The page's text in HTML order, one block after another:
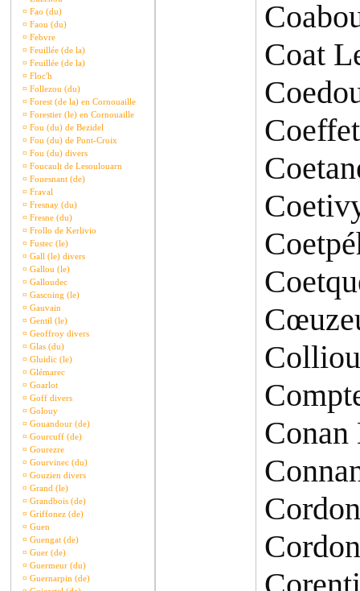
¤ Fao (du)
¤ Faou (du)
¤ Febvre
¤ Feuillée (de la)
¤ Feuillée (de la)
¤ Floc'h
¤ Follezou (du)
¤ Forest (de la) en Cornouaille
¤ Forestier (le) en Cornouaille
¤ Fou (du) de Bezidel
¤ Fou (du) de Pont-Croix
¤ Fou (du) divers
¤ Foucault de Lesoulouarn
¤ Fouesnant (de)
¤ Fraval
¤ Fresnay (du)
¤ Fresne (du)
¤ Frollo de Kerlivio
¤ Fustec (le)
¤ Gall (le) divers
¤ Gallou (le)
¤ Galloudec
¤ Gascoing (le)
¤ Gauvain
¤ Gentil (le)
¤ Geoffroy divers
¤ Glas (du)
¤ Gluidic (le)
¤ Glémarec
¤ Goarlot
¤ Goff divers
¤ Golouy
¤ Gouandour (de)
¤ Gourcuff (de)
¤ Gourezre
¤ Gourvinec (du)
¤ Gouzien divers
¤ Grand (le)
¤ Grandbois (de)
¤ Griffonez (de)
¤ Guen
¤ Guengat (de)
¤ Guer (de)
¤ Guermeur (du)
¤ Guernarpin (de)
Coat
Conan